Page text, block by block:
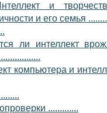
и
и его семья
ли интеллект
компьютера и
.............